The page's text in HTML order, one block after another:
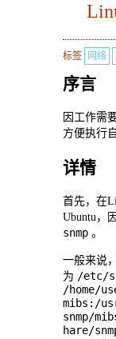
标签 网络
序言
因工作需
方便执行
详情
首先，在
Ubuntu，
snmp。
一般来说
为 /etc/
/home/
mibs:/
snmp/
hare/